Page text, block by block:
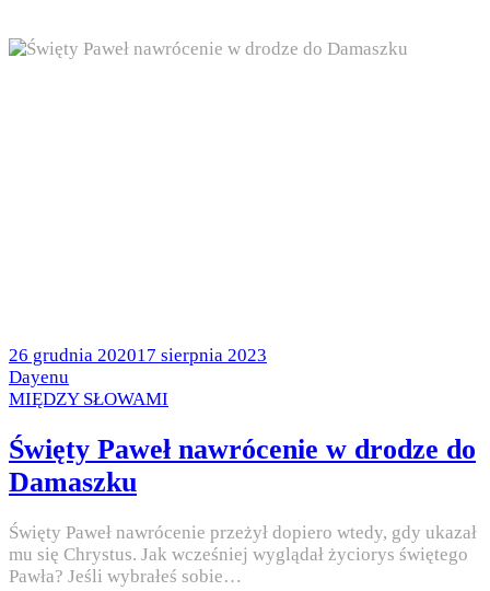
Posted
on
26 grudnia 202017 sierpnia 2023
by
Dayenu
Posted
MIĘDZY SŁOWAMI
Święty Paweł nawrócenie w drodze do
Damaszku
Święty Paweł nawrócenie przeżył dopiero wtedy, gdy ukazał
mu się Chrystus. Jak wcześniej wyglądał życiorys świętego
Pawła? Jeśli wybrałeś sobie…